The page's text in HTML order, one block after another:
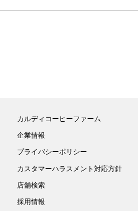
カルディコーヒーファーム
企業情報
プライバシーポリシー
カスタマーハラスメント対応方針
店舗検索
採用情報